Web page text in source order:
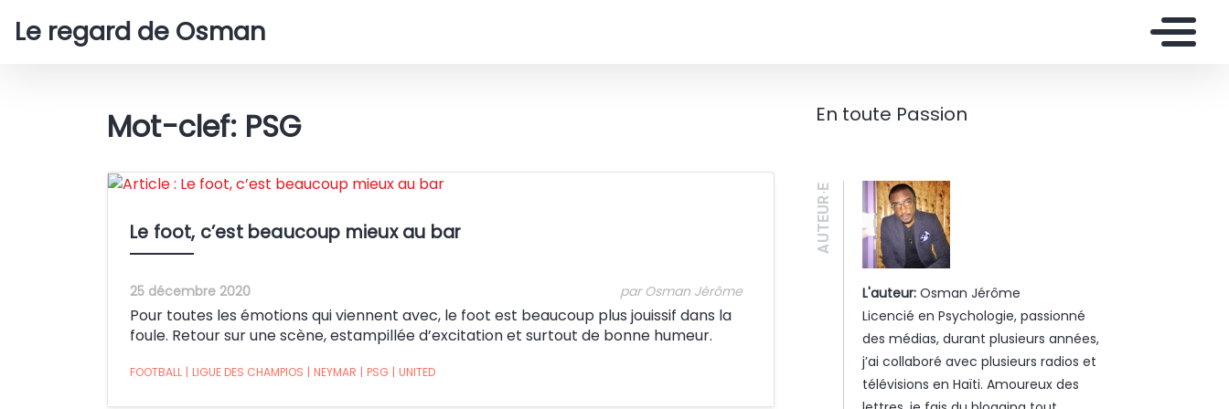
Le regard de Osman
Mot-clef: PSG
Crédit:
Le foot, c’est beaucoup mieux au bar
25 décembre 2020 par Osman Jérôme
Pour toutes les émotions qui viennent avec, le foot est beaucoup plus jouissif dans la
foule. Retour sur une scène, estampillée d’excitation et surtout de bonne humeur.
FOOTBALL | LIGUE DES CHAMPIOS | NEYMAR | PSG | UNITED
En toute Passion
AUTEUR·E
L'auteur:Osman Jérôme
Licencié en Psychologie, passionné
des médias, durant plusieurs années,
j’ai collaboré avec plusieurs radios et
télévisions en Haïti. Amoureux des